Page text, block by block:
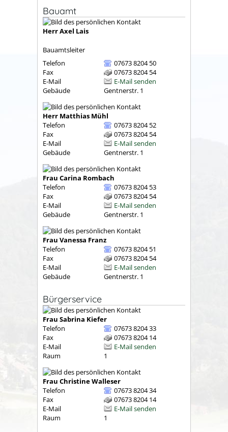
Bauamt
HerrAxel Lais
Bauamtsleiter
Telefon
07673 8204 50
Fax
07673 8204 54
E-Mail
E-Mail senden
Gebäude
Gentnerstr. 1
Herr Matthias Mühl
Telefon
07673 8204 52
Fax
07673 8204 54
E-Mail
E-Mail senden
Gebäude
Gentnerstr. 1
Frau Carina Rombach
Telefon
07673 8204 53
Fax
07673 8204 54
E-Mail
E-Mail senden
Gebäude
Gentnerstr. 1
Frau Vanessa Franz
Telefon
07673 8204 51
Fax
07673 8204 54
E-Mail
E-Mail senden
Gebäude
Gentnerstr. 1
Bürgerservice
Frau Sabrina Kiefer
Telefon
07673 8204 33
Fax
07673 8204 14
E-Mail
E-Mail senden
Raum
1
Frau ChristineWalleser
Telefon
07673 8204 34
Fax
07673 8204 14
E-Mail
E-Mail senden
Raum
1